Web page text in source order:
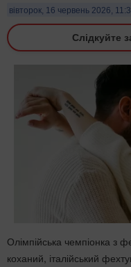
вівторок, 16 червень 2026,
Слідкуйте
Олімпійська чемпіонка з
коханий, італійський